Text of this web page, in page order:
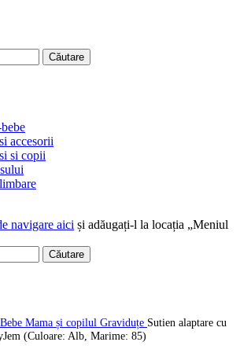
Căutare
accesorii
si copii
navigare aici și adăugați-l la locația „Meniul
Căutare
Mama și copilul Graviduțe Sutien alaptare cu
(Culoare: Alb, Marime: 85)